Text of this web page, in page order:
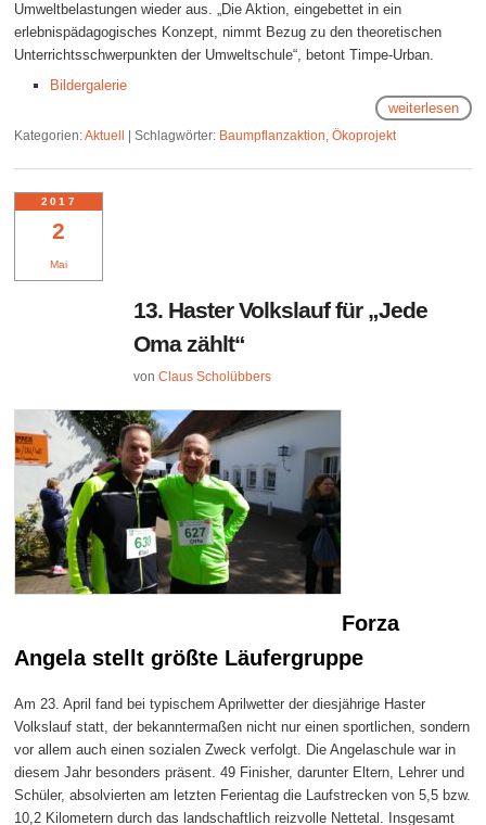
Umweltbelastungen wieder aus. „Die Aktion, eingebettet in ein
erlebnispädagogisches Konzept, nimmt Bezug zu den theoretischen
Unterrichtsschwerpunkten der Umweltschule“, betont Timpe-Urban.
Bildergalerie
weiterlesen
Kategorien:Aktuell |Schlagwörter: Baumpflanzaktion,Ökoprojekt
2
Mai
2017
13. Haster Volkslauf für „Jede
Oma zählt“
vonClaus Scholübbers
Forza
Angela stellt größte Läufergruppe
Am 23. April fand bei typischem Aprilwetter der diesjährige Haster
Volkslauf statt, der bekanntermaßen nicht nur einen sportlichen, sondern
vor allem auch einen sozialen Zweck verfolgt. Die Angelaschule war in
diesem Jahr besonders präsent. 49 Finisher, darunter Eltern, Lehrer und
Schüler, absolvierten am letzten Ferientag die Laufstrecken von 5,5 bzw.
10,2 Kilometern durch das landschaftlich reizvolle Nettetal. Insgesamt